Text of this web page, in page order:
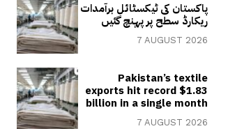
پاکستان کی ٹیکسٹائل برآمدات
ریکارڈ سطح پر پہنچ گئیں
7 AUGUST 2026
Pakistan’s textile
exports hit record $1.83
billion in a single month
7 AUGUST 2026